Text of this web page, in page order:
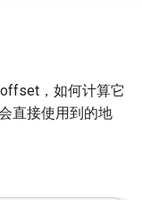
，如何计算它
直接使用到的地